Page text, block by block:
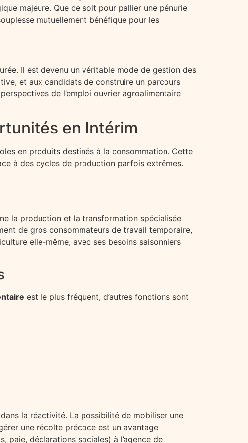
majeure. Que ce soit pour pallier une pénurie
mutuellement bénéfique pour les
Il est devenu un véritable mode de gestion des
et aux candidats de construire un parcours
de l’emploi ouvrier agroalimentaire
en Intérim
en produits destinés à la consommation. Cette
à des cycles de production parfois extrêmes.
la production et la transformation spécialisée
de gros consommateurs de travail temporaire,
elle-même, avec ses besoins saisonniers
est le plus fréquent, d’autres fonctions sont
la réactivité. La possibilité de mobiliser une
une récolte précoce est un avantage
déclarations sociales) à l’agence de